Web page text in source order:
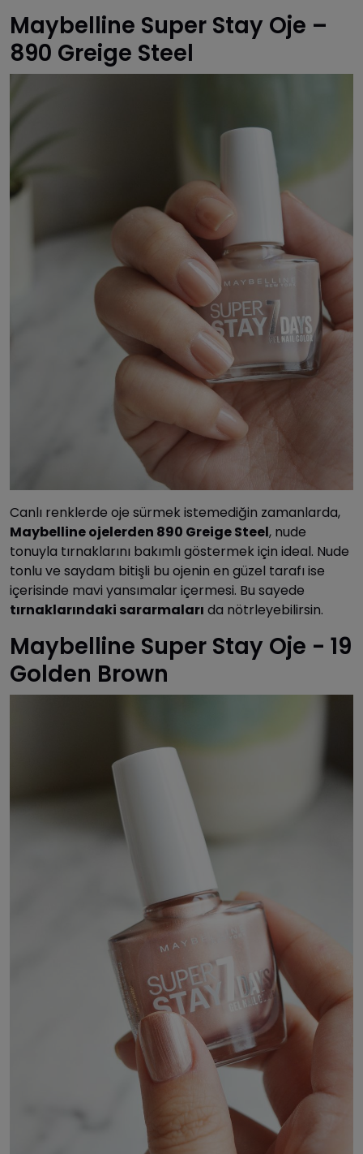
Maybelline Super Stay Oje –
890 Greige Steel
Canlı renklerde oje sürmek istemediğin zamanlarda,
Maybelline ojelerden 890 Greige Steel, nude
tonuyla tırnaklarını bakımlı göstermek için ideal. Nude
tonlu ve saydam bitişli bu ojenin en güzel tarafı ise
içerisinde mavi yansımalar içermesi. Bu sayede
tırnaklarındaki sararmaları da nötrleyebilirsin.
Maybelline Super Stay Oje - 19
Golden Brown